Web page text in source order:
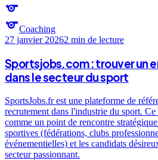
sports
sportsCoaching
27 janvier 20262 min de lecture
Sportsjobs.com : trouver un
dans le secteur du sport
SportsJobs.fr est une plateforme de
recrutement dans l'industrie du sport.
comme un point de rencontre
sportives (fédérations, clubs
événementielles) et les candidats
secteur passionnant.